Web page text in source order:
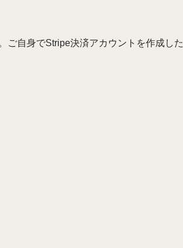
ご自身でStripe決済アカウントを作成した